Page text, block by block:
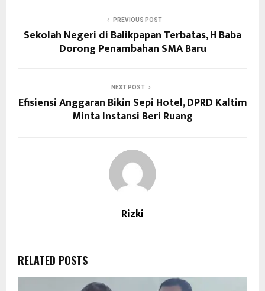
PREVIOUS POST
Sekolah Negeri di Balikpapan Terbatas, H Baba
Dorong Penambahan SMA Baru
NEXT POST
Efisiensi Anggaran Bikin Sepi Hotel, DPRD Kaltim
Minta Instansi Beri Ruang
Rizki
RELATED POSTS